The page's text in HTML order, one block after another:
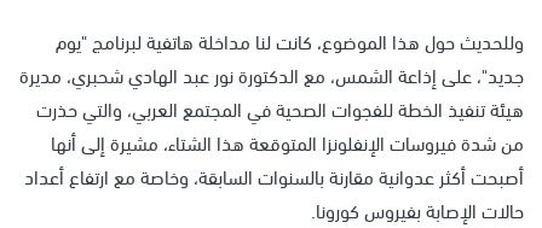
وللحديث حول هذا الموضوع، كانت لنا مداخلة هاتفية لبرنامج "يوم
جديد"، على إذاعة الشمس، مع الدكتورة نور عبد الهادي شحبري، مديرة
هيئة تنفيذ الخطة للفجوات الصحية في المجتمع العربي، والتي حذرت
من شدة فيروسات الإنفلونزا المتوقعة هذا الشتاء، مشيرة إلى أنها
أصبحت أكثر عدوانية مقارنة بالسنوات السابقة، وخاصة مع ارتفاع أعداد
حالات الإصابة بفيروس كورونا.